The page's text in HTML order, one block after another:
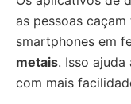
as pessoas
smartphones em
metais. Isso
com mais